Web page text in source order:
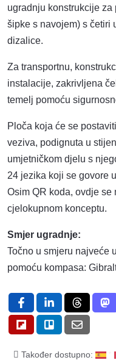
ugradnju konstrukcije
šipke s navojem) s četiri
dizalice.
Za transportnu,
instalacije, zakrivljena
temelj pomoću
Ploča koja će se
veziva, podignuta u
umjetničkom djelu s
24 jezika koji se govore
Osim QR koda, ovdje
cjelokupnom konceptu.
Smjer ugradnje:
Točno u smjeru najveće
pomoću kompasa:
Također dostupno: